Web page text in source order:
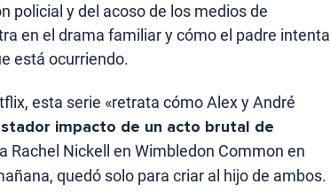
policial y del acoso de los medios de
en el drama familiar y cómo el padre intenta
está ocurriendo.
esta serie «retrata cómo Alex y André
impacto de un acto brutal de
Rachel Nickell en Wimbledon Common en
quedó solo para criar al hijo de ambos.